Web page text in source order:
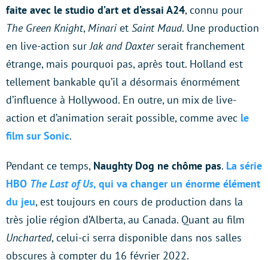
faite avec le studio d’art et d’essai A24, connu pour
The Green Knight,Minari et Saint Maud. Une production
en live-action surJak and Daxterserait franchement
étrange, mais pourquoi pas, après tout. Holland est
tellement bankable qu’il a désormais énormément
d’influence à Hollywood. En outre, un mix de live-
action et d’animation serait possible, comme avec le
film sur Sonic.
Pendant ce temps, Naughty Dog ne chôme pas. La série
HBO The Last of Us, qui va changer un énorme élément
du jeu, est toujours en cours de production dans la
très jolie région d’Alberta, au Canada. Quant au film
Uncharted, celui-ci serra disponible dans nos salles
obscures à compter du 16 février 2022.